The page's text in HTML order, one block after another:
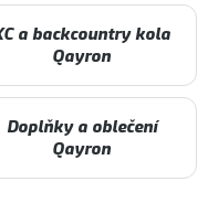
a backcountry kola
Qayron
Doplňky a oblečení
Qayron